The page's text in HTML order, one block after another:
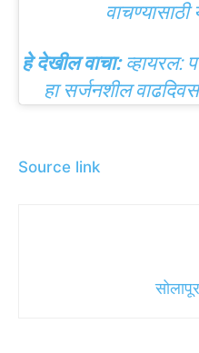
हे देखील वाचा: व्हायरल:
हा सर्जनशील
Source link